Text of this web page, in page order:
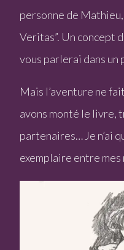
personne de
Veritas”. Un concept
vous parlerai dans un
Mais l’aventure ne
avons monté le livre,
partenaires… Je n’ai
exemplaire entre